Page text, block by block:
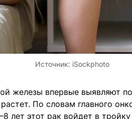
Источник: iSockphoto
железы впервые выявляют
По словам главного
лет этот рак войдет в